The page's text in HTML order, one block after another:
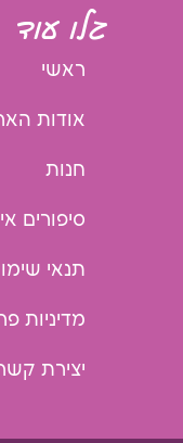
גלו עוד
ראשי
אודות
חנות
סיפורים
תנאי
מדיניות
יצירת